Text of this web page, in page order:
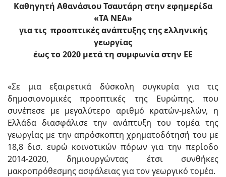
Καθηγητή Αθανάσιου Τσαυτάρη στην εφημερίδα
«ΤΑ ΝΕΑ»
για τις προοπτικές ανάπτυξης της ελληνικής
γεωργίας
έως το 2020 μετά τη συμφωνία στην ΕΕ
«Σε μια εξαιρετικά δύσκολη συγκυρία για τις
δημοσιονομικές προοπτικές της Ευρώπης, που
συνέπεσε με μεγαλύτερο αριθμό κρατών-μελών, η
Ελλάδα διασφάλισε την ανάπτυξη του τομέα της
γεωργίας με την απρόσκοπτη χρηματοδότησή του με
18,8 δισ. ευρώ κοινοτικών πόρων για την περίοδο
2014-2020, δημιουργώντας έτσι συνθήκες
μακροπρόθεσμης ασφάλειας για τον γεωργικό τομέα.